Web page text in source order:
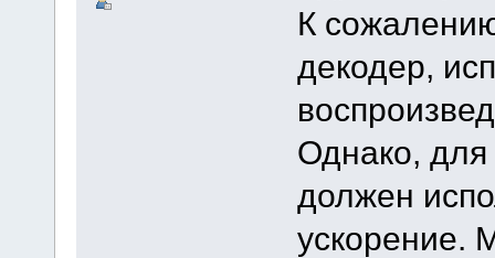
К
декодер,
Однако, для
должен
ускорение.